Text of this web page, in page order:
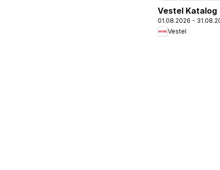
Vestel Katalog
01.08.2026 -
Vestel